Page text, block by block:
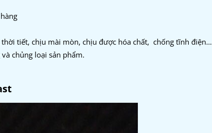
tiết, chịu mài mòn, chịu được hóa chất, chống tĩnh điện…
chủng loại sản phẩm.